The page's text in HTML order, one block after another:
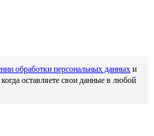
обработки персональных данных и
оставляете свои данные в любой